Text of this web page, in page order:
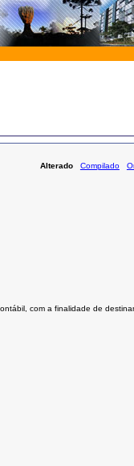
Alterado Compilado
com a finalidade de